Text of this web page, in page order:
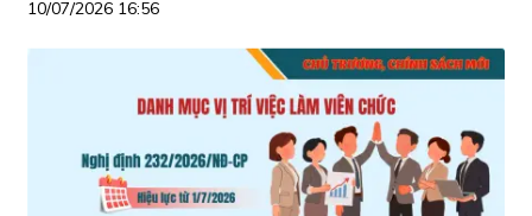
10/07/2026 16:56